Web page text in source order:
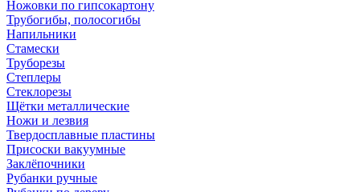
Ножовки по гипсокартону
Трубогибы, полосогибы
Напильники
Стамески
Труборезы
Степлеры
Стеклорезы
Щётки металлические
Ножи и лезвия
Твердосплавные пластины
Присоски вакуумные
Заклёпочники
Рубанки ручные